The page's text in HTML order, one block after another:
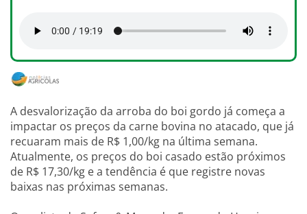
A desvalorização da arroba do boi gordo já começa a
impactar os preços da carne bovina no atacado, que já
recuaram mais de R$ 1,00/kg na última semana.
Atualmente, os preços do boi casado estão próximos
de R$ 17,30/kg e a tendência é que registre novas
baixas nas próximas semanas.